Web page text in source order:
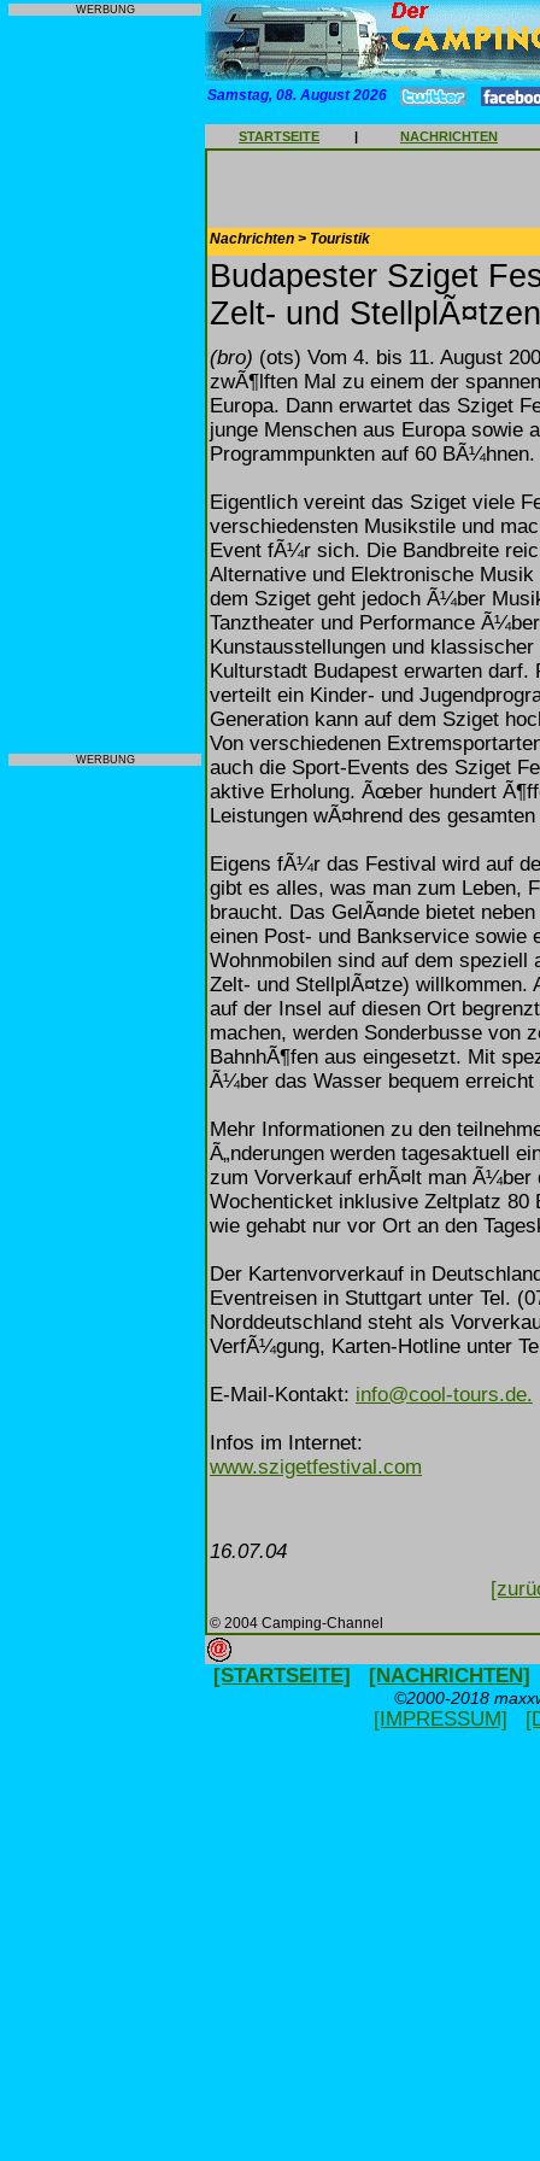
WERBUNG
WERBUNG
Samstag, 08. August 2026
STARTSEITE | NACHRICHTEN
Nachrichten > Touristik
Budapester Sziget
Zelt- und StellplÃ¤tzen
(bro) (ots) Vom 4. bis 11. August
zwÃ¶lften Mal zu einem der
Europa. Dann erwartet das Sziget
junge Menschen aus Europa sowie
Programmpunkten auf 60 BÃ¼hnen.
Eigentlich vereint das Sziget viele
verschiedensten Musikstile und
Event fÃ¼r sich. Die Bandbreite
Alternative und Elektronische
dem Sziget geht jedoch Ã¼ber
Tanztheater und Performance
Kunstausstellungen und
Kulturstadt Budapest erwarten
verteilt ein Kinder- und
Generation kann auf dem Sziget
Von verschiedenen
auch die Sport-Events des Sziget
aktive Erholung. Ãœber hundert
Leistungen wÃ¤hrend des
Eigens fÃ¼r das Festival wird auf
gibt es alles, was man zum Leben,
braucht. Das GelÃ¤nde bietet
einen Post- und Bankservice sowie
Wohnmobilen sind auf dem speziell
Zelt- und StellplÃ¤tze)
auf der Insel auf diesen Ort
machen, werden Sonderbusse von
BahnhÃ¶fen aus eingesetzt. Mit
Ã¼ber das Wasser bequem erreicht
Mehr Informationen zu den
Ã„nderungen werden tagesaktuell
zum Vorverkauf erhÃ¤lt man
Wochenticket inklusive Zeltplatz 80
wie gehabt nur vor Ort an den
Der Kartenvorverkauf in
Eventreisen in Stuttgart unter Tel.
Norddeutschland steht als
VerfÃ¼gung, Karten-Hotline unter
E-Mail-Kontakt: info@cool-tours.de.
Infos im Internet:
www.szigetfestival.com
16.07.04
© 2004 Camping-Channel
[STARTSEITE] [NACHRICHTEN]
©2000-2018
[IMPRESSUM]